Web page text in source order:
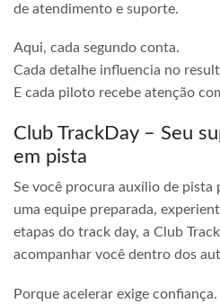
de atendimento e suporte.
Aqui, cada segundo conta.
Cada detalhe influencia no
E cada piloto recebe atenção
Club TrackDay – Seu
em pista
Se você procura auxílio de pista
uma equipe preparada,
etapas do track day, a Club
acompanhar você dentro dos
Porque acelerar exige confiança.